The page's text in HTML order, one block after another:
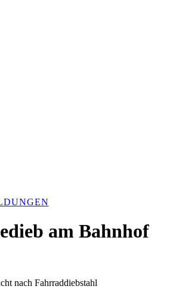
am Bahnhof
nach Fahrraddiebstahl